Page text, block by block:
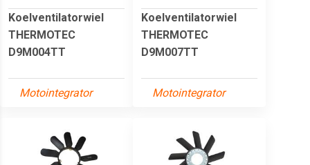
Koelventilatorwiel
THERMOTEC
D9M004TT
Motointegrator
Koelventilatorwiel
THERMOTEC
D9M007TT
Motointegrator